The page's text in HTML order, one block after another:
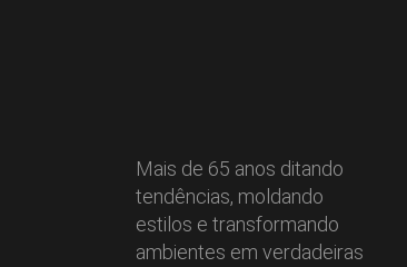
Mais de 65 anos ditando
tendências, moldando
estilos e transformando
ambientes em verdadeiras